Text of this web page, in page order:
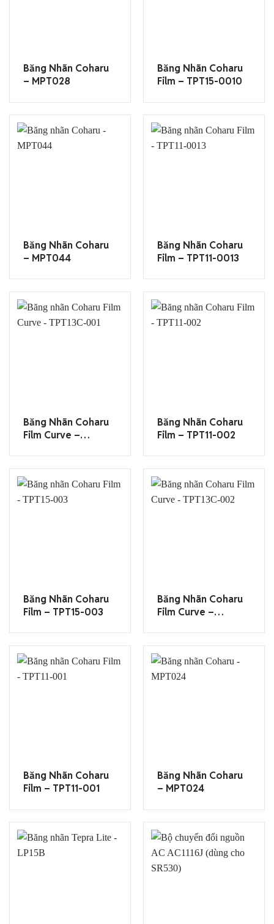
Băng Nhãn Coharu
– MPT028
Băng Nhãn Coharu
Film – TPT15-0010
Băng Nhãn Coharu
– MPT044
Băng Nhãn Coharu
Film – TPT11-0013
Băng Nhãn Coharu
Film Curve –
Băng Nhãn Coharu
Film – TPT11-002
Băng Nhãn Coharu
Film – TPT15-003
Băng Nhãn Coharu
Film Curve –
Băng Nhãn Coharu
Film – TPT11-001
Băng Nhãn Coharu
– MPT024